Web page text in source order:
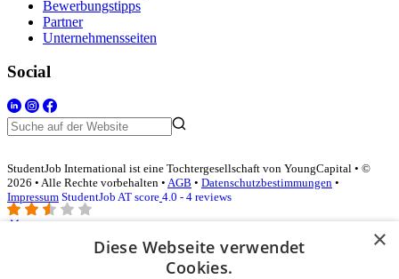
Bewerbungstipps
Partner
Unternehmensseiten
Social
StudentJob International ist eine Tochtergesellschaft von YoungCapital • ©
2026 • Alle Rechte vorbehalten • AGB • Datenschutzbestimmungen •
Impressum StudentJob AT score 4.0 - 4 reviews
Login für Unternehmen
×
Diese Webseite verwendet
Cookies.